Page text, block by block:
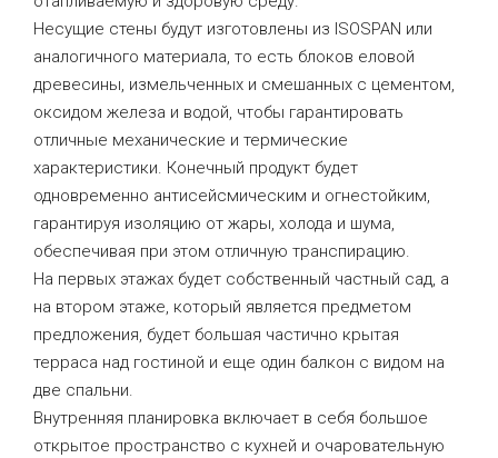
Несущие стены будут изготовлены из ISOSPAN или
аналогичного материала, то есть блоков еловой
древесины, измельченных и смешанных с цементом,
оксидом железа и водой, чтобы гарантировать
отличные механические и термические
характеристики. Конечный продукт будет
одновременно антисейсмическим и огнестойким,
гарантируя изоляцию от жары, холода и шума,
обеспечивая при этом отличную транспирацию.
На первых этажах будет собственный частный сад, а
на втором этаже, который является предметом
предложения, будет большая частично крытая
терраса над гостиной и еще один балкон с видом на
две спальни.
Внутренняя планировка включает в себя большое
открытое пространство с кухней и очаровательную